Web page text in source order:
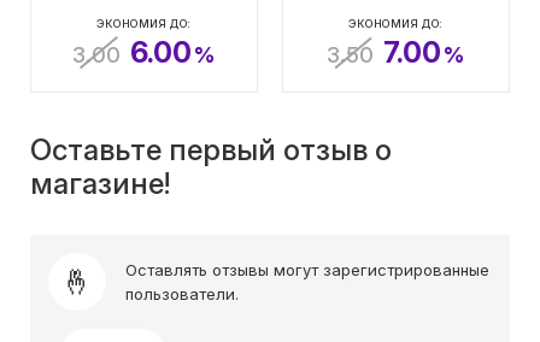
ЭКОНОМИЯ ДО:
3.00 6.00%
ЭКОНОМИЯ ДО:
3.50 7.00%
Оставьте первый отзыв о
магазине!
Оставлять отзывы могут зарегистрированные
пользователи.